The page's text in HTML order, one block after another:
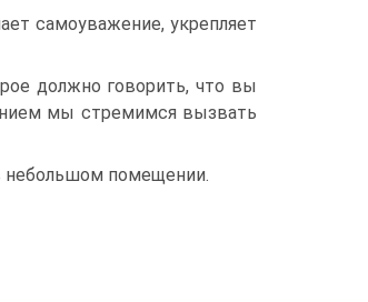
самоуважение, укрепляет
должно говорить, что вы
мы стремимся вызвать
небольшом помещении.